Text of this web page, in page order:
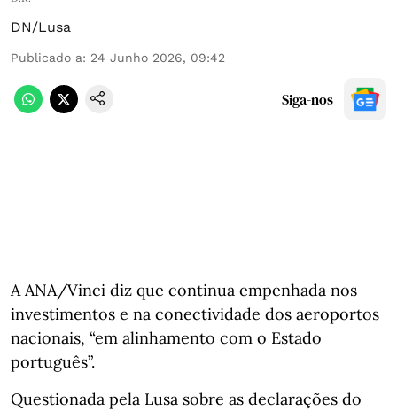
DN/Lusa
Publicado a: 24 Junho 2026, 09:42
Siga-nos
A ANA/Vinci diz que continua empenhada nos
investimentos e na conectividade dos aeroportos
nacionais, “em alinhamento com o Estado
português”.
Questionada pela Lusa sobre as declarações do